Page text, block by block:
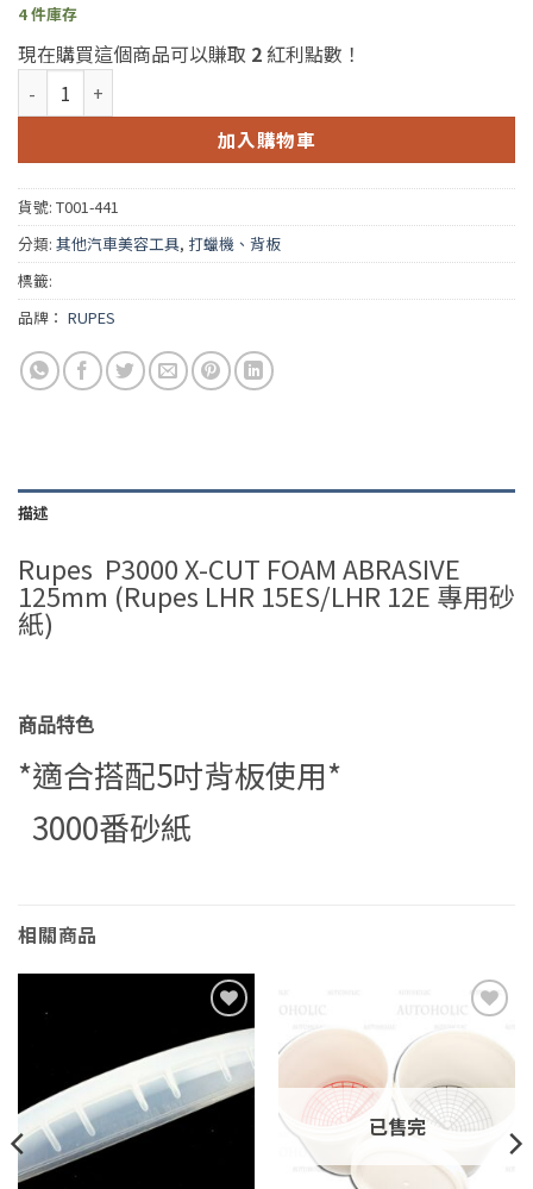
4 件庫存
現在購買這個商品可以賺取 2紅利點數！
Rupes P3000 X-CUT FOAM ABRASIVE 125mm (Rupes LHR
加入購物車
貨號: T001-441
分類: 其他汽車美容工具, 打蠟機、背板
標籤:
品牌： RUPES
描述
Rupes P3000 X-CUT FOAM ABRASIVE
125mm (Rupes LHR 15ES/LHR 12E 專用砂
紙)
商品特色
*適合搭配5吋背板使用*
3000番砂紙
相關商品
Add to
Add to
wishlist
已售完